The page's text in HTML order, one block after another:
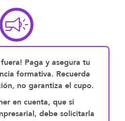
Paga y asegura tu
formativa. Recuerda
no garantiza el cupo.
en cuenta, que si
debe solicitarla